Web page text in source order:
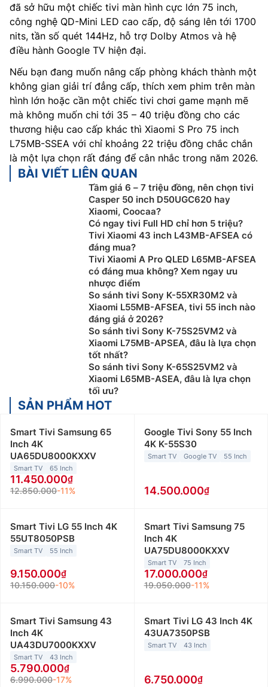
đã sở hữu một chiếc tivi màn hình cực lớn 75 inch,
công nghệ QD-Mini LED cao cấp, độ sáng lên tới 1700
nits, tần số quét 144Hz, hỗ trợ Dolby Atmos và hệ
điều hành Google TV hiện đại.
Nếu bạn đang muốn nâng cấp phòng khách thành một
không gian giải trí đẳng cấp, thích xem phim trên màn
hình lớn hoặc cần một chiếc tivi chơi game mạnh mẽ
mà không muốn chi tới 35 – 40 triệu đồng cho các
thương hiệu cao cấp khác thì Xiaomi S Pro 75 inch
L75MB-SSEA với chỉ khoảng 22 triệu đồng chắc chắn
là một lựa chọn rất đáng để cân nhắc trong năm 2026.
BÀI VIẾT LIÊN QUAN
Tầm giá 6 – 7 triệu đồng, nên chọn tivi
Casper 50 inch D50UGC620 hay
Xiaomi, Coocaa?
Có ngay tivi Full HD chỉ hơn 5 triệu?
Tivi Xiaomi 43 inch L43MB-AFSEA có
đáng mua?
Tivi Xiaomi A Pro QLED L65MB-AFSEA
có đáng mua không? Xem ngay ưu
nhược điểm
So sánh tivi Sony K-55XR30M2 và
Xiaomi L55MB-AFSEA, tivi 55 inch nào
đáng giá ở 2026?
So sánh tivi Sony K-75S25VM2 và
Xiaomi L75MB-APSEA, đâu là lựa chọn
tốt nhất?
So sánh tivi Sony K-65S25VM2 và
Xiaomi L65MB-ASEA, đâu là lựa chọn
tối ưu?
SẢN PHẨM HOT
Smart Tivi Samsung 65
Inch 4K
UA65DU8000KXXV
Smart TV 65 Inch
11.450.000
12.850.000-11%
Google Tivi Sony 55 Inch
4K K-55S30
Smart TV Google TV 55 Inch
14.500.000
Smart Tivi LG 55 Inch 4K
55UT8050PSB
Smart TV 55 Inch
9.150.000
10.150.000-10%
Smart Tivi Samsung 75
Inch 4K
UA75DU8000KXXV
Smart TV 75 Inch
17.000.000
19.050.000-11%
Smart Tivi Samsung 43
Inch 4K
UA43DU7000KXXV
Smart TV 43 Inch
5.790.000
6.990.000-17%
Smart Tivi LG 43 Inch 4K
43UA7350PSB
Smart TV 43 Inch
6.750.000